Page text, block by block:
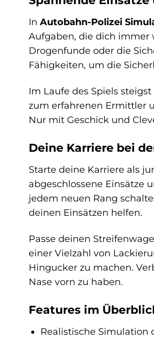
In Autobahn-Polizei
Aufgaben, die dich immer
Drogenfunde oder die
Fähigkeiten, um die
Im Laufe des Spiels
zum erfahrenen Ermittler
Nur mit Geschick und
Deine Karriere bei
Starte deine Karriere als
abgeschlossene Einsätze
jedem neuen Rang
deinen Einsätzen helfen.
Passe deinen
einer Vielzahl von
Hingucker zu machen.
Nase vorn zu haben.
Features im
Realistische Simulation